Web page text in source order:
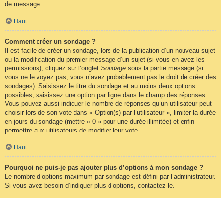
de message.
Haut
Comment créer un sondage ?
Il est facile de créer un sondage, lors de la publication d’un nouveau sujet
ou la modification du premier message d’un sujet (si vous en avez les
permissions), cliquez sur l’onglet Sondage sous la partie message (si
vous ne le voyez pas, vous n’avez probablement pas le droit de créer des
sondages). Saisissez le titre du sondage et au moins deux options
possibles, saisissez une option par ligne dans le champ des réponses.
Vous pouvez aussi indiquer le nombre de réponses qu’un utilisateur peut
choisir lors de son vote dans « Option(s) par l’utilisateur », limiter la durée
en jours du sondage (mettre « 0 » pour une durée illimitée) et enfin
permettre aux utilisateurs de modifier leur vote.
Haut
Pourquoi ne puis-je pas ajouter plus d’options à mon sondage ?
Le nombre d’options maximum par sondage est défini par l’administrateur.
Si vous avez besoin d’indiquer plus d’options, contactez-le.